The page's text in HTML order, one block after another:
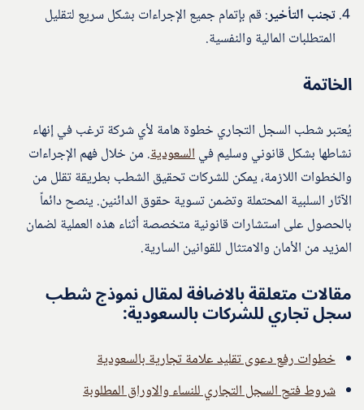
تجنب التأخير: قم بإتمام جميع الإجراءات بشكل سريع لتقليل
المتطلبات المالية والنفسية.
الخاتمة
يُعتبر شطب السجل التجاري خطوة هامة لأي شركة ترغب في إنهاء
نشاطها بشكل قانوني وسليم فيالسعودية. من خلال فهم الإجراءات
والخطوات اللازمة، يمكن للشركات تحقيق الشطب بطريقة تقلل من
الآثار السلبية المحتملة وتضمن تسوية حقوق الدائنين. ينصح دائماً
بالحصول على استشارات قانونية متخصصة أثناء هذه العملية لضمان
المزيد من الأمان والامتثال للقوانين السارية.
مقالات متعلقة بالاضافة لمقال نموذج شطب
سجل تجاري للشركات بالسعودية:
خطوات رفع دعوى تقليد علامة تجارية بالسعودية
شروط فتح السجل التجاري للنساء والاوراق المطلوبة